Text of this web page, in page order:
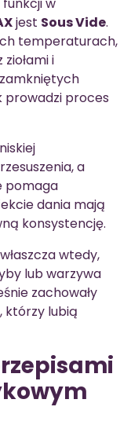
jest Sous Vide.
temperaturach,
i
prowadzi proces
a
pomaga
dania mają
konsystencję.
wtedy,
lub warzywa
zachowały
którzy lubią